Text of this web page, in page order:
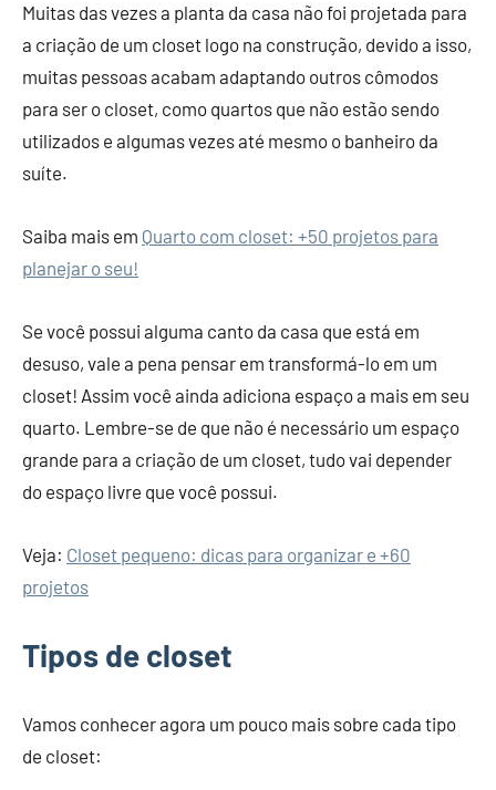
Muitas das vezes a planta da casa não foi projetada para
a criação de um closet logo na construção, devido a isso,
muitas pessoas acabam adaptando outros cômodos
para ser o closet, como quartos que não estão sendo
utilizados e algumas vezes até mesmo o banheiro da
suíte.
Saiba mais em Quarto com closet: +50 projetos para
planejar o seu!
Se você possui alguma canto da casa que está em
desuso, vale a pena pensar em transformá-lo em um
closet! Assim você ainda adiciona espaço a mais em seu
quarto. Lembre-se de que não é necessário um espaço
grande para a criação de um closet, tudo vai depender
do espaço livre que você possui.
Veja: Closet pequeno: dicas para organizar e +60
projetos
Tipos de closet
Vamos conhecer agora um pouco mais sobre cada tipo
de closet: